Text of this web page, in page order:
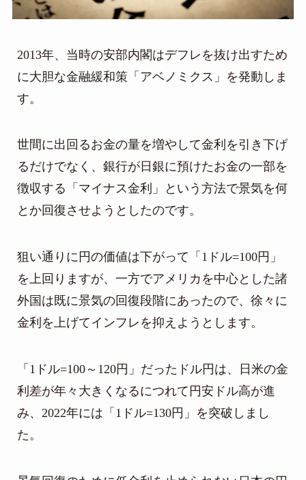
2013年、当時の安部内閣はデフレを抜け出すため
に大胆な金融緩和策「アベノミクス」を発動しま
す。
世間に出回るお金の量を増やして金利を引き下げ
るだけでなく、銀行が日銀に預けたお金の一部を
徴収する「マイナス金利」という方法で景気を何
とか回復させようとしたのです。
狙い通りに円の価値は下がって「1ドル=100円」
を上回りますが、一方でアメリカを中心とした諸
外国は既に景気の回復段階にあったので、徐々に
金利を上げてインフレを抑えようとします。
「1ドル=100～120円」だったドル円は、日米の金
利差が年々大きくなるにつれて円安ドル高が進
み、2022年には「1ドル=130円」を突破しまし
た。